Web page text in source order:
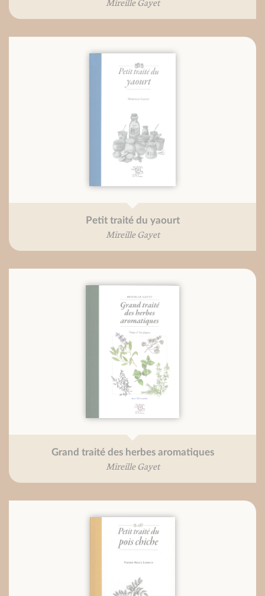
Petit traité du yaourt
Mireille Gayet
Grand traité des herbes aromatiques
Mireille Gayet